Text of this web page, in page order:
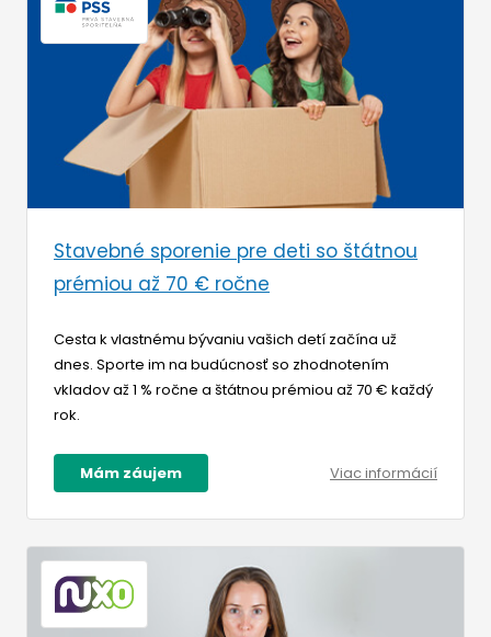
Stavebné sporenie pre deti so štátnou
prémiou až 70 € ročne
Cesta k vlastnému bývaniu vašich detí začína už
dnes. Sporte im na budúcnosť so zhodnotením
vkladov až 1 % ročne a štátnou prémiou až 70 € každý
rok.
Mám záujem Viac informácií